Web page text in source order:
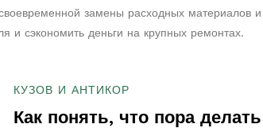
замены расходных материалов
и сэкономить деньги на крупных ремонтах.
КУЗОВ И АНТИКОР
Как понять, что пора делать